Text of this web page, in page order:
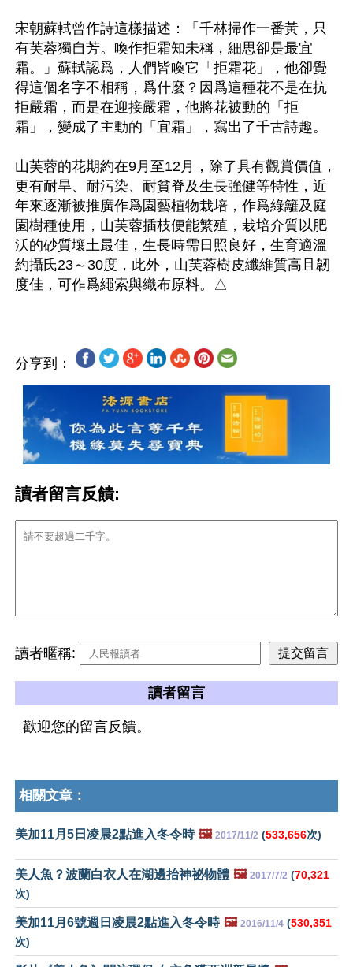
宋朝蘇軾曾作詩這樣描述：「千林掃作一番黃，只
有芙蓉獨自芳。喚作拒霜知未稱，細思卻是最宜
霜。」蘇軾認爲，人們皆喚它「拒霜花」，他卻覺
得這個名字不相稱，爲什麼？因爲這種花不是在抗
拒嚴霜，而是在迎接嚴霜，他將花被動的「拒
霜」，變成了主動的「宜霜」，寫出了千古詩趣。
山芙蓉的花期約在9月至12月，除了具有觀賞價值，
更有耐旱、耐污染、耐貧脊及生長強健等特性，近
年來逐漸被推廣作爲園藝植物栽培，作爲綠籬及庭
園樹種使用，山芙蓉插枝便能繁殖，栽培介質以肥
沃的砂質壤土最佳，生長時需日照良好，生育適溫
約攝氏23～30度，此外，山芙蓉樹皮纖維質高且韌
分享到：
讀者留言反饋:
讀者暱稱:
讀者留言
歡迎您的留言反饋。
相關文章：
美加11月5日凌晨2點進入冬令時 🖼️ 2017/11/2 (533,656次)
美人魚？波蘭白衣人在湖邊抬神祕物體 🖼️ 2017/7/2 (70,321
次)
美加11月6號週日凌晨2點進入冬令時 🖼️ 2016/11/4 (530,351
次)